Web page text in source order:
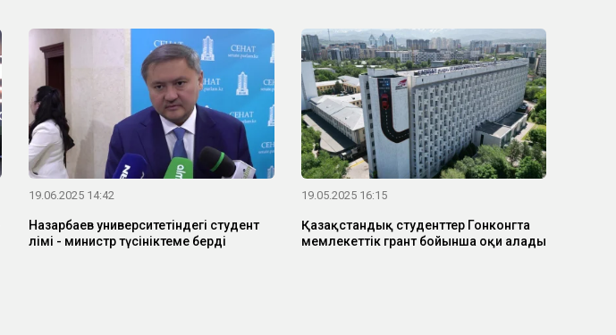
19.06.2025 14:42
Назарбаев университетіндегі студент
өлімі - министр түсініктеме берді
19.05.2025 16:15
Қазақстандық студенттер Гонконгта
мемлекеттік грант бойынша оқи алады